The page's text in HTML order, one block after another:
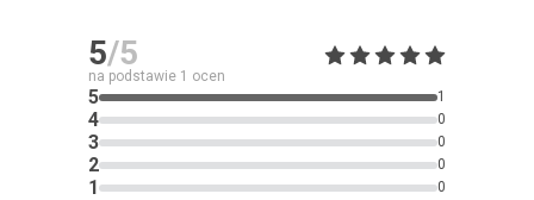
5/5
na podstawie 1 ocen
5 1
4 0
3 0
2 0
1 0